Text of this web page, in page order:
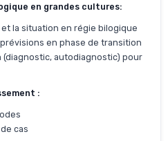
en grandes cultures:
la situation en régie bilogique
en phase de transition
autodiagnostic) pour
:
cas